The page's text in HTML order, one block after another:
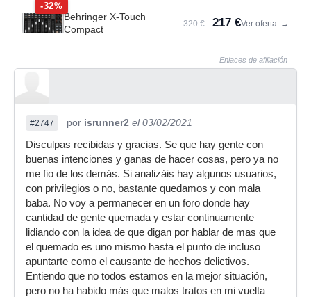
-32%
Behringer X-Touch
Compact
320 € 217 €Ver oferta →
Enlaces de afiliación
#2747 por isrunner2 el 03/02/2021
Disculpas recibidas y gracias. Se que hay gente con
buenas intenciones y ganas de hacer cosas, pero ya no
me fio de los demás. Si analizáis hay algunos usuarios,
con privilegios o no, bastante quedamos y con mala
baba. No voy a permanecer en un foro donde hay
cantidad de gente quemada y estar continuamente
lidiando con la idea de que digan por hablar de mas que
el quemado es uno mismo hasta el punto de incluso
apuntarte como el causante de hechos delictivos.
Entiendo que no todos estamos en la mejor situación,
pero no ha habido más que malos tratos en mi vuelta